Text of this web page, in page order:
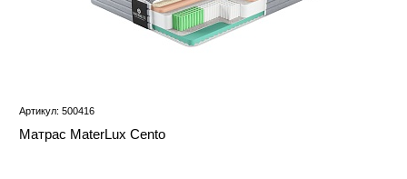
Артикул: 500416
Матрас MaterLux Cento